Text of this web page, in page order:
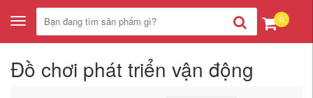
Toggle
navigation
0
Đồ chơi phát triển vận động